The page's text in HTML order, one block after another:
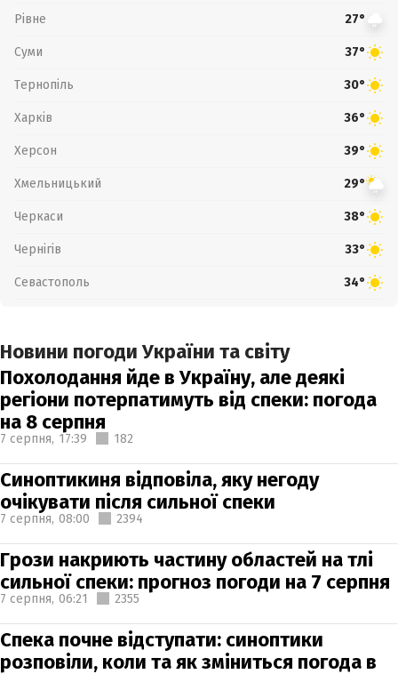
Рівне 27°
Суми 37°
Тернопіль 30°
Харків 36°
Херсон 39°
Хмельницький 29°
Черкаси 38°
Чернігів 33°
Севастополь 34°
Новини погоди України та світу
Похолодання йде в Україну, але деякі
регіони потерпатимуть від спеки: погода
на 8 серпня
7 серпня, 17:39 182
Синоптикиня відповіла, яку негоду
очікувати після сильної спеки
7 серпня, 08:00 2394
Грози накриють частину областей на тлі
сильної спеки: прогноз погоди на 7 серпня
7 серпня, 06:21 2355
Спека почне відступати: синоптики
розповіли, коли та як зміниться погода в